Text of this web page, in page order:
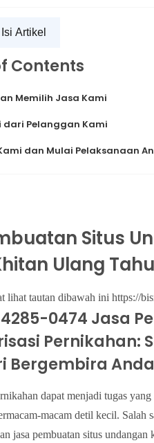
Artikel
Contents
Memilih Jasa Kami
dari Pelanggan Kami
dan Mulai Pelaksanaan
Situs
Ulang
lihat tautan dibawah ini https://
0474 Jasa
Pernikahan:
Bergembira Anda
dapat menjadi tugas
macam detil kecil. Salah
jasa pembuatan situs